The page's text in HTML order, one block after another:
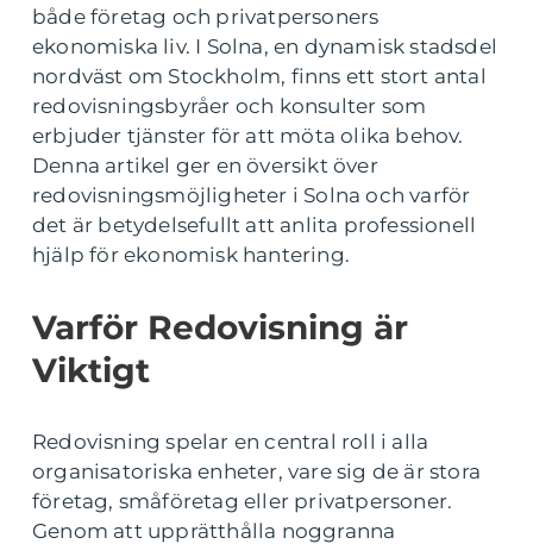
både företag och privatpersoners
ekonomiska liv. I Solna, en dynamisk stadsdel
nordväst om Stockholm, finns ett stort antal
redovisningsbyråer och konsulter som
erbjuder tjänster för att möta olika behov.
Denna artikel ger en översikt över
redovisningsmöjligheter i Solna och varför
det är betydelsefullt att anlita professionell
hjälp för ekonomisk hantering.
Varför Redovisning är
Viktigt
Redovisning spelar en central roll i alla
organisatoriska enheter, vare sig de är stora
företag, småföretag eller privatpersoner.
Genom att upprätthålla noggranna